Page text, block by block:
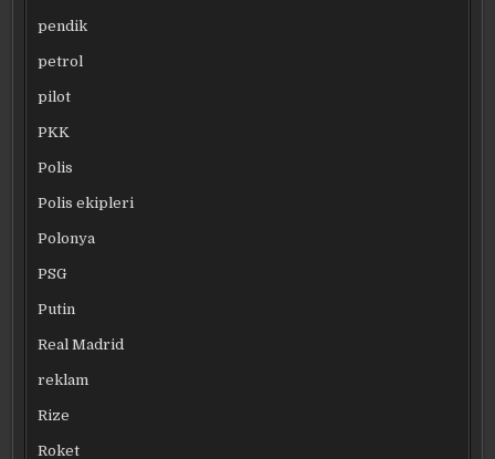
pendik
petrol
pilot
PKK
Polis
Polis ekipleri
Polonya
PSG
Putin
Real Madrid
reklam
Rize
Roket